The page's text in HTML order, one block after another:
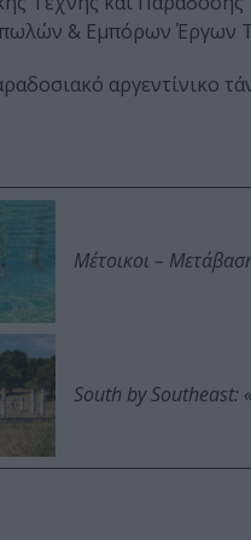
& Εμπόρων Έργων
αργεντίνικο
Μέτοικοι –
South by Southeast: